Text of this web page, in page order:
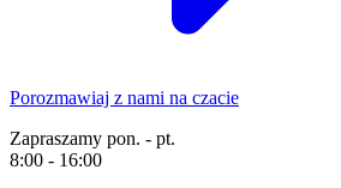
Porozmawiaj z nami na czacie
Zapraszamy pon. - pt.
8:00 - 16:00